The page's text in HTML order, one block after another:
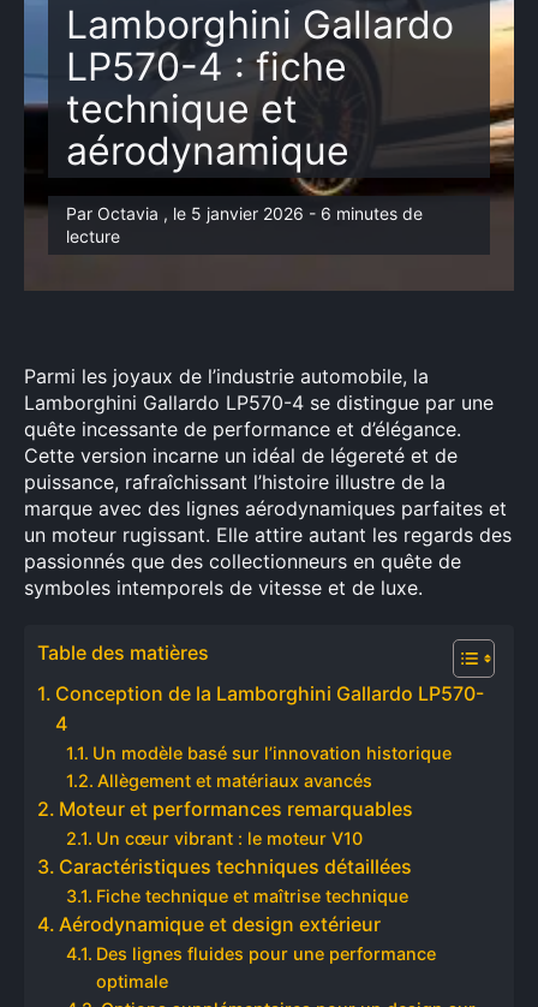
Lamborghini Gallardo
LP570-4 : fiche
technique et
aérodynamique
Par Octavia , le 5 janvier 2026 - 6 minutes de
lecture
Parmi les joyaux de l’industrie automobile, la
Lamborghini Gallardo LP570-4 se distingue par une
quête incessante de performance et d’élégance.
Cette version incarne un idéal de légereté et de
puissance, rafraîchissant l’histoire illustre de la
marque avec des lignes aérodynamiques parfaites et
un moteur rugissant. Elle attire autant les regards des
passionnés que des collectionneurs en quête de
symboles intemporels de vitesse et de luxe.
Table des matières
Conception de la Lamborghini Gallardo LP570-
4
Un modèle basé sur l’innovation historique
Allègement et matériaux avancés
Moteur et performances remarquables
Un cœur vibrant : le moteur V10
Caractéristiques techniques détaillées
Fiche technique et maîtrise technique
Aérodynamique et design extérieur
Des lignes fluides pour une performance
optimale